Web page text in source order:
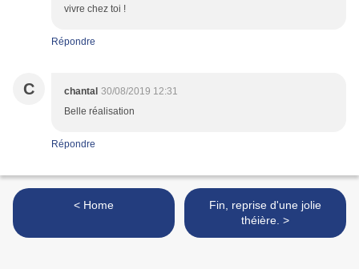
vivre chez toi !
Répondre
C chantal 30/08/2019 12:31
Belle réalisation
Répondre
< Home
Fin, reprise d'une jolie
théière. >